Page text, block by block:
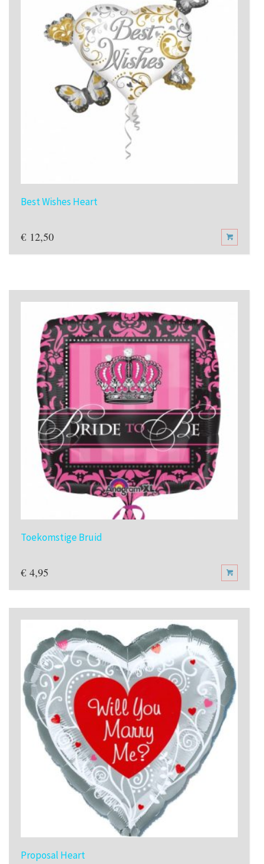
Best Wishes Heart
€ 12,50
Toekomstige Bruid
€ 4,95
Proposal Heart